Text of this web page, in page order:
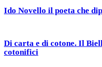
Ido Novello il poeta che
Di carta e di cotone. Il
cotonifici